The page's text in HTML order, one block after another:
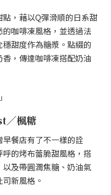
，藉以Q彈滑順的日系甜
咖啡凍風格，並透過法
甜度作為糖漿。點綴的
，傳達咖啡凍搭配奶油
／楓糖
餐店有了不一樣的詮
的烤布蕾脆甜風格，搭
及帶圓潤焦糖、奶油氣
新風格。